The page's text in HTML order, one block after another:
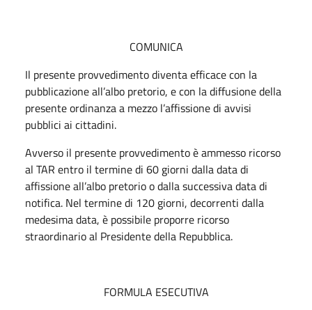
COMUNICA
Il presente provvedimento diventa efficace con la
pubblicazione all’albo pretorio, e con la diffusione della
presente ordinanza a mezzo l’affissione di avvisi
pubblici ai cittadini.
Avverso il presente provvedimento è ammesso ricorso
al TAR entro il termine di 60 giorni dalla data di
affissione all’albo pretorio o dalla successiva data di
notifica. Nel termine di 120 giorni, decorrenti dalla
medesima data, è possibile proporre ricorso
straordinario al Presidente della Repubblica.
FORMULA ESECUTIVA